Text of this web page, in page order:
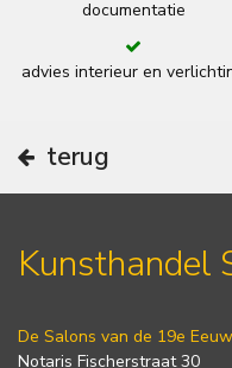
documentatie
advies interieur en
terug
Kunsthandel
De Salons van de 19e Eeuw
Notaris Fischerstraat 30